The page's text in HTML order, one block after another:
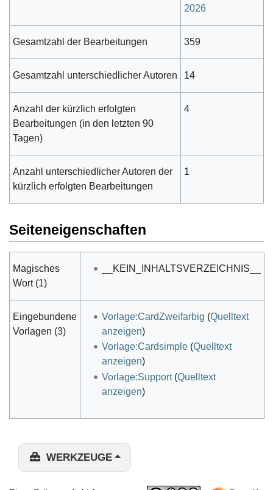
2026
Gesamtzahl der Bearbeitungen 359
Gesamtzahl unterschiedlicher Autoren 14
Anzahl der kürzlich erfolgten
Bearbeitungen (in den letzten 90
Tagen)
4
Anzahl unterschiedlicher Autoren der
kürzlich erfolgten Bearbeitungen
1
Seiteneigenschaften
Magisches
Wort (1)
__KEIN_INHALTSVERZEICHNIS__
Eingebundene
Vorlagen (3)
Vorlage:CardZweifarbig (Quelltext
anzeigen)
Vorlage:Cardsimple(Quelltext
anzeigen)
Vorlage:Support(Quelltext
anzeigen)
WERKZEUGE